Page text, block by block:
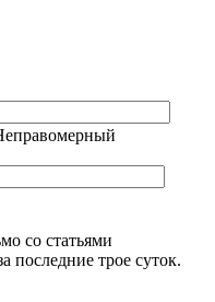
со статьями
последние трое суток.